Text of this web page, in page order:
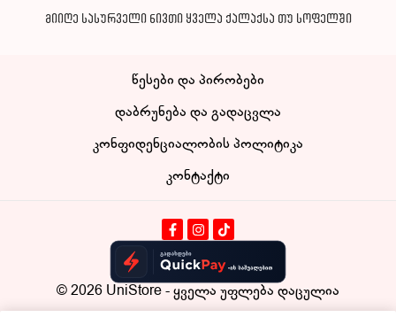
მიიღე სასურველი ნივთი ყველა ქალაქსა თუ სოფელში
წესები და პირობები
დაბრუნება და გადაცვლა
კონფიდენციალობის პოლიტიკა
კონტაქტი
© 2026 UniStore- ყველა უფლება დაცულია